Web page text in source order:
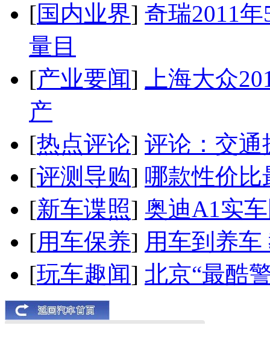
[国内业界] 奇瑞2011
量目
[产业要闻]
上海大众
产
[热点评论] 评论：交通
[评测导购] 哪款性价比
[新车谍照] 奥迪A1实
[用车保养] 用车到养
[玩车趣闻] 北京“最酷